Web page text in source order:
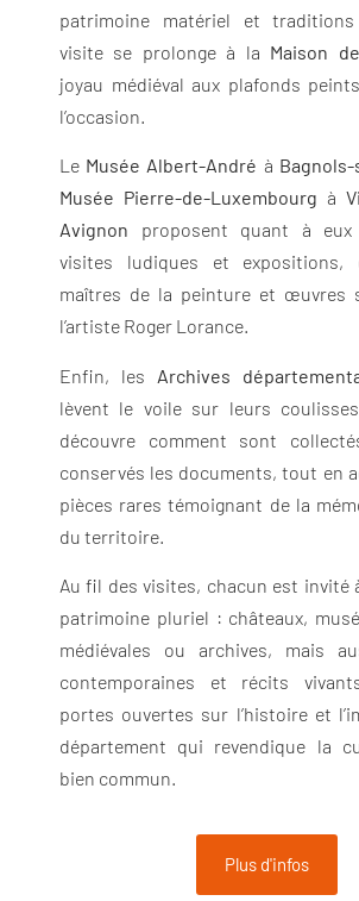
patrimoine matériel et
visite se prolonge à la Maison
joyau médiéval aux plafonds
l’occasion.
Le Musée Albert-André à Bagnols-
Musée Pierre-de-Luxembourg à
Avignon proposent quant à eux
visites ludiques et expositions,
maîtres de la peinture et œuvres
l’artiste Roger Lorance.
Enfin, les Archives
lèvent le voile sur leurs
découvre comment sont
conservés les documents, tout en
pièces rares témoignant de la
du territoire.
Au fil des visites, chacun est invité
patrimoine pluriel : châteaux,
médiévales ou archives, mais
contemporaines et récits
portes ouvertes sur l’histoire et
département qui revendique la
bien commun.
Plus d'infos